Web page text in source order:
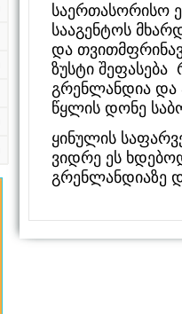
საერთასორისო
სააგენტოს
და
ზუსტი
გრენლანდია და
წყლის დონე
ყინულის
ვიდრე ეს
გრენლანდიაზე